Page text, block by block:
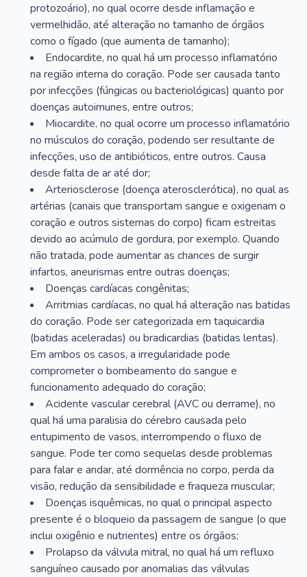
protozoário), no qual ocorre desde inflamação e
vermelhidão, até alteração no tamanho de órgãos
como o fígado (que aumenta de tamanho);
Endocardite, no qual há um processo inflamatório
na região interna do coração. Pode ser causada tanto
por infecções (fúngicas ou bacteriológicas) quanto por
doenças autoimunes, entre outros;
Miocardite, no qual ocorre um processo inflamatório
no músculos do coração, podendo ser resultante de
infecções, uso de antibióticos, entre outros. Causa
desde falta de ar até dor;
Arteriosclerose (doença aterosclerótica), no qual as
artérias (canais que transportam sangue e oxigenam o
coração e outros sistemas do corpo) ficam estreitas
devido ao acúmulo de gordura, por exemplo. Quando
não tratada, pode aumentar as chances de surgir
infartos, aneurismas entre outras doenças;
Doenças cardíacas congênitas;
Arritmias cardíacas, no qual há alteração nas batidas
do coração. Pode ser categorizada em taquicardia
(batidas aceleradas) ou bradicardias (batidas lentas).
Em ambos os casos, a irregularidade pode
comprometer o bombeamento do sangue e
funcionamento adequado do coração;
Acidente vascular cerebral (AVC ou derrame), no
qual há uma paralisia do cérebro causada pelo
entupimento de vasos, interrompendo o fluxo de
sangue. Pode ter como sequelas desde problemas
para falar e andar, até dormência no corpo, perda da
visão, redução da sensibilidade e fraqueza muscular;
Doenças isquêmicas, no qual o principal aspecto
presente é o bloqueio da passagem de sangue (o que
inclui oxigênio e nutrientes) entre os órgãos;
Prolapso da válvula mitral, no qual há um refluxo
sanguíneo causado por anomalias das válvulas